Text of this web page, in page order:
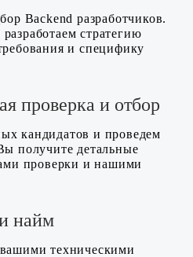
Backend разработчиков.
стратегию
и специфику
проверка и отбор
кандидатов и проведем
получите детальные
проверки и нашими
найм
техническими